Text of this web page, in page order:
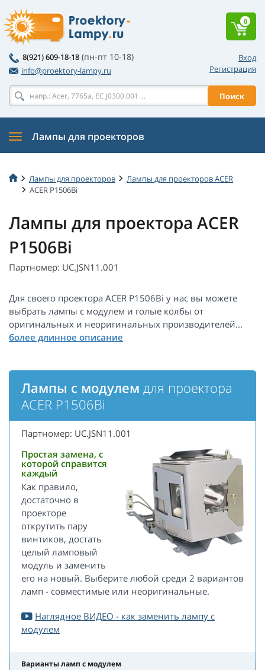
Вход
Регистрация
8(921) 609-18-18 (пн-пт 10-18)
info@proektory-lampy.ru
Поиск
0
Лампы для проекторов
Лампы для проекторов
Лампы для проекторов ACER
ACER P1506Bi
Лампы для проектора ACER
P1506Bi
Партномер: UC.JSN11.001
Для своего проектора ACER P1506Bi у нас вы можете
выбрать лампы с модулем и голые колбы от
оригинальных и неоригинальных производителей...
Лампы с модулем для проектора
ACER P1506Bi
Партномер: UC.JSN11.001
Простая замена, с
которой справится
каждый
Как правило,
достаточно в
проекторе
открутить пару
винтиков, достать
целый ламповый
модуль и заменить
его на новый. Выберите любой среди 2 вариантов
ламп - совместимые или неоригинальные.
Наглядное ВИДЕО - как заменить лампу с
модулем
Варианты ламп с модулем